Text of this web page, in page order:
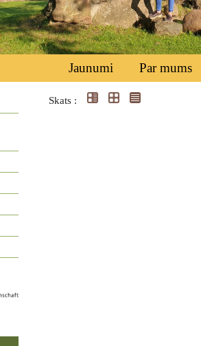
Jaunumi Par mums
Skats :